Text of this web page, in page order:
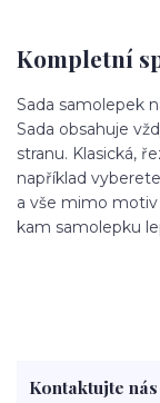
Kompletní
Sada samolepek
Sada obsahuje
stranu. Klasická,
například
a vše mimo
kam samolepku
Kontaktujte nás